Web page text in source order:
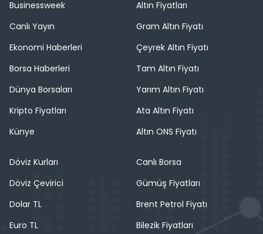
Businessweek
Canlı Yayın
Ekonomi Haberleri
Borsa Haberleri
Dünya Borsaları
Kripto Fiyatları
Künye
Altın Fiyatları
Gram Altın Fiyatı
Çeyrek Altın Fiyatı
Tam Altın Fiyatı
Yarım Altın Fiyatı
Ata Altın Fiyatı
Altın ONS Fiyatı
Döviz Kurları
Döviz Çevirici
Dolar TL
Euro TL
Canlı Borsa
Gümüş Fiyatları
Brent Petrol Fiyatı
Bilezik Fiyatları